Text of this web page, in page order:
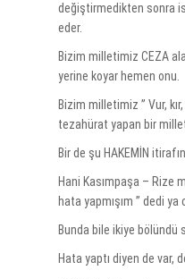
değiştirmedikten sonra
eder.
Bizim milletimiz CEZA
yerine koyar hemen onu.
Bizim milletimiz ” Vur,
tezahürat yapan bir
Bir de şu HAKEMİN
Hani Kasımpaşa – Rize
hata yapmışım ” dedi ya
Bunda bile ikiye bölündü
Hata yaptı diyen de var,